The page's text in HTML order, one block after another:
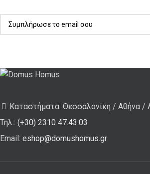
Καταστήματα: Θεσσαλονίκη / Αθήνα /
Τηλ.: (+30) 2310 47.43.03
Email: eshop@domushomus.gr